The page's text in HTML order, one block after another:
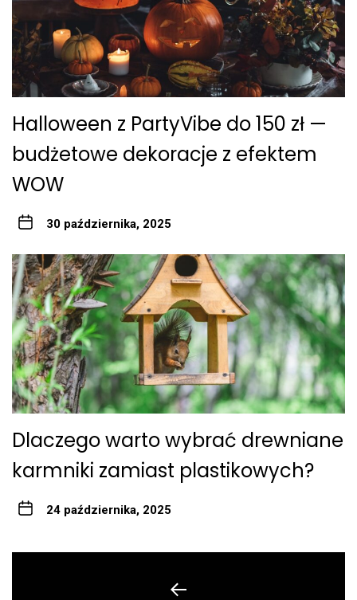
Halloween z PartyVibe do 150 zł —
budżetowe dekoracje z efektem
WOW
30 października, 2025
Dlaczego warto wybrać drewniane
karmniki zamiast plastikowych?
24 października, 2025